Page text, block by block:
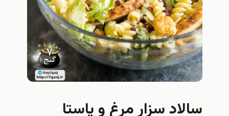
سالاد سزار مرغ و پاستا